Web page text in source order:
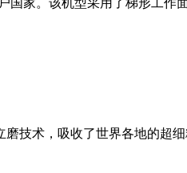
技术，吸收了世界各地的超